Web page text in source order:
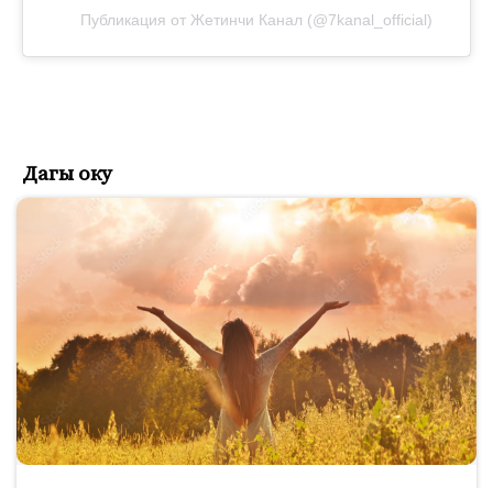
Публикация от Жетинчи Канал (@7kanal_official)
Дагы оку